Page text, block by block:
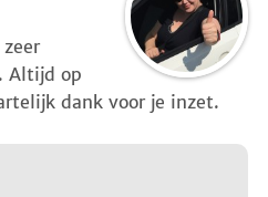
zeer
Altijd op
dank voor je inzet.